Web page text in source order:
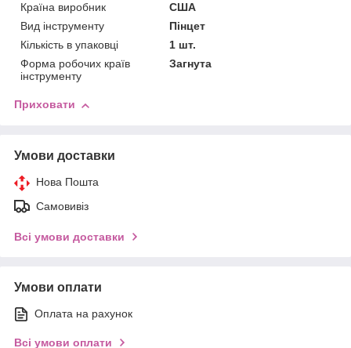
Країна виробник
США
Вид інструменту
Пінцет
Кількість в упаковці
1 шт.
Форма робочих країв
інструменту
Загнута
Приховати
Умови доставки
Нова Пошта
Самовивіз
Всі умови доставки
Умови оплати
Оплата на рахунок
Всі умови оплати